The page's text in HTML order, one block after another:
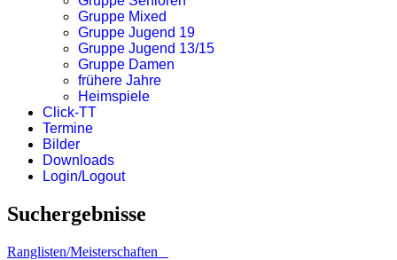
Gruppe Mixed
Gruppe Jugend 19
Gruppe Jugend 13/15
Gruppe Damen
frühere Jahre
Heimspiele
Click-TT
Termine
Bilder
Downloads
Login/Logout
Suchergebnisse
Ranglisten/Meisterschaften